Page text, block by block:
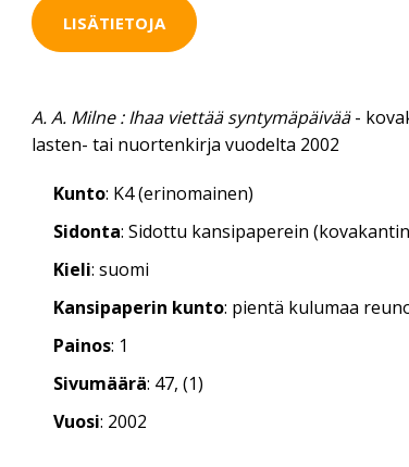
LISÄTIETOJA
A. A. Milne : Ihaa viettää syntymäpäivää-
lasten- tai nuortenkirja vuodelta 2002
Kunto: K4 (erinomainen)
Sidonta: Sidottu kansipaperein
Kieli: suomi
Kansipaperin kunto: pientä kulumaa
Painos: 1
Sivumäärä: 47, (1)
Vuosi: 2002